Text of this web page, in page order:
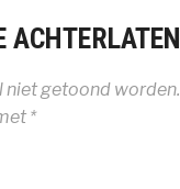
ACHTERLATEN
niet getoond worden.
*